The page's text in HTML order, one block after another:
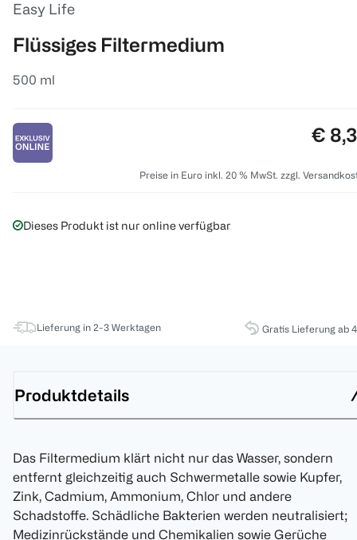
Easy Life
Flüssiges Filtermedium
500 ml
€
Preise in Euro inkl. 20 % MwSt. zzgl.
Dieses Produkt ist nur online verfügbar
Lieferung in 2-3 Werktagen Gratis Lieferung ab
Produktdetails
Das Filtermedium klärt nicht nur das Wasser, sondern
entfernt gleichzeitig auch Schwermetalle sowie Kupfer,
Zink, Cadmium, Ammonium, Chlor und andere
Schadstoffe. Schädliche Bakterien werden neutralisiert;
Medizinrückstände und Chemikalien sowie Gerüche